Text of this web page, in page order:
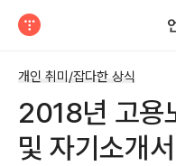
개인 취미/잡다한 상식
2018년 고용
및 자기소개서